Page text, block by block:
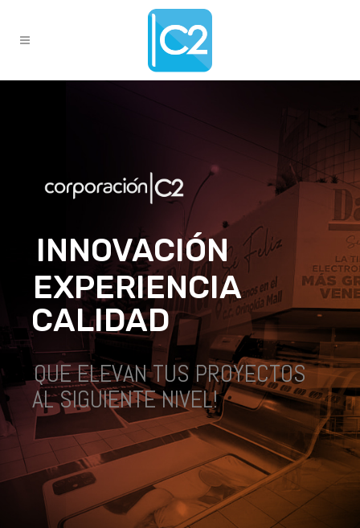
EXPERIENCIA
INNOVACIÓN
CALIDAD
QUE ELEVAN TUS PROYECTOS
AL SIGUIENTE NIVEL!